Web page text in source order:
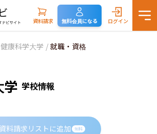
資料請求 無料会員になる ログイン
健康科学大学 / 就職・資格
学 学校情報
資料請求リストに追加 無料